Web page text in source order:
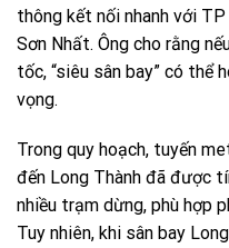
thông kết nối nhanh với
Sơn Nhất. Ông cho rằng
tốc, “siêu sân bay” có thể
vọng.
Trong quy hoạch, tuyến
đến Long Thành đã được
nhiều trạm dừng, phù hợp
Tuy nhiên, khi sân bay